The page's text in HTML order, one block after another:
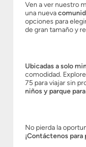
Ven a ver nuestro
una nueva
opciones para
de gran tamaño y
Ubicadas a solo
comodidad.
75 para viajar sin
niños y parque
No pierda la
¡Contáctenos